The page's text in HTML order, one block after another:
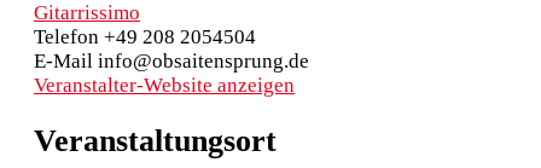
Veranstaltungsort
Gitarrissimo
Telefon +49 208 2054504
E-Mail info@obsaitensprung.de
Veranstalter-Website anzeigen